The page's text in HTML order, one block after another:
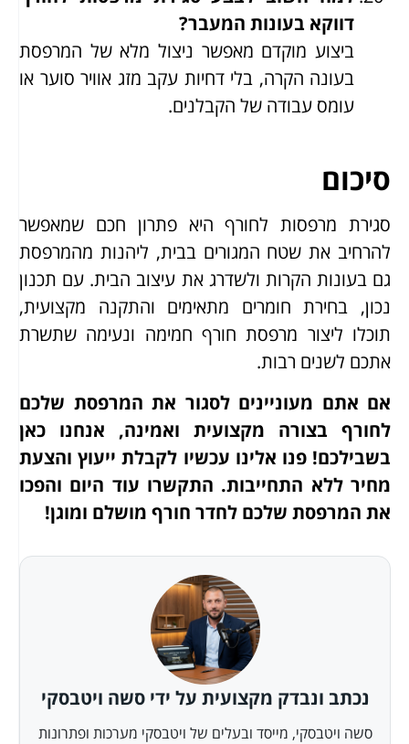
דווקא בעונות המעבר?
ביצוע מוקדם מאפשר ניצול מלא של המרפסת
בעונה הקרה, בלי דחיות עקב מזג אוויר סוער או
עומס עבודה של הקבלנים.
סיכום
סגירת מרפסות לחורף היא פתרון חכם שמאפשר
להרחיב את שטח המגורים בבית, ליהנות מהמרפסת
גם בעונות הקרות ולשדרג את עיצוב הבית. עם תכנון
נכון, בחירת חומרים מתאימים והתקנה מקצועית,
תוכלו ליצור מרפסת חורף חמימה ונעימה שתשרת
אתכם לשנים רבות.
אם אתם מעוניינים לסגור את המרפסת שלכם
לחורף בצורה מקצועית ואמינה, אנחנו כאן
בשבילכם! פנו אלינו עכשיו לקבלת ייעוץ והצעת
מחיר ללא התחייבות. התקשרו עוד היום והפכו
את המרפסת שלכם לחדר חורף מושלם ומוגן!
נכתב ונבדק מקצועית על ידי סשה ויטבסקי
סשה ויטבסקי, מייסד ובעלים של ויטבסקי מערכות ופתרונות